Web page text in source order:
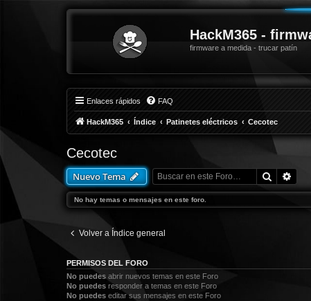
HackM365 -
firmware a medida - trucar patín
Enlaces rápidos FAQ
HackM365 Índice Patinetes eléctricos Cecotec
Cecotec
Nuevo Tema Buscar
No hay temas o mensajes en este foro.
Volver a Índice general
PERMISOS DEL FORO
No puedes abrir nuevos temas en este Foro
No puedes responder a temas en este Foro
No puedes editar sus mensajes en este Foro